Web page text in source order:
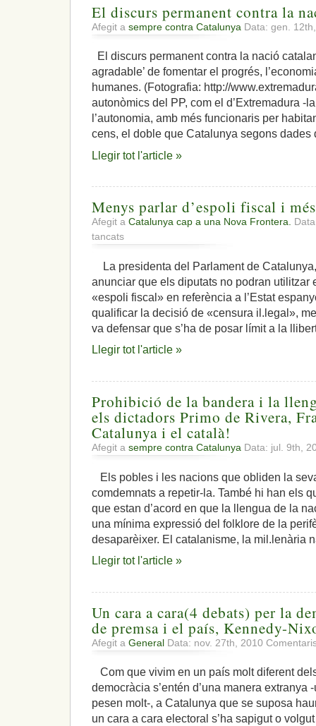
El discurs permanent contra la
Afegit a sempre contra Catalunya Data: gen.
El discurs permanent contra la nació
agradable’ de fomentar el progrés,
humanes. (Fotografia: http://
autonòmics del PP, com el d’Extremadura -
l’autonomia, amb més funcionaris per
cens, el doble que Catalunya segons
Llegir tot l'article »
Menys parlar d’espoli fiscal i
Afegit a Catalunya cap a una Nova Frontera.
tancats
Menys
d’espoli
fiscal
i
d’independència
La presidenta del Parlament de
anunciar que els diputats no podran utilitzar
«espoli fiscal» en referència a l’Estat
qualificar la decisió de «censura il.legal»,
va defensar que s’ha de posar límit a la
Llegir tot l'article »
Prohibició de la bandera i la
els dictadors Primo de Rivera,
Catalunya i el català!
Afegit a sempre contra Catalunya Data: jul. 9th,
Els pobles i les nacions que obliden la
comdemnats a repetir-la. També hi han els
que estan d’acord en que la llengua de la
una mínima expressió del folklore de la
desaparèixer. El catalanisme, la mil.lenària
Llegir tot l'article »
Un cara a cara(4 debats) per la
de premsa i el país, Kennedy-
Afegit a General Data: nov. 27th, 2010
Com que vivim en un país molt diferent
democràcia s’entén d’una manera extranya
pesen molt-, a Catalunya que se suposa
un cara a cara electoral s’ha sapigut o